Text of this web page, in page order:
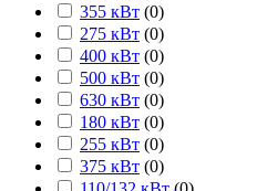
355 кВт (0)
275 кВт (0)
400 кВт (0)
500 кВт (0)
630 кВт (0)
180 кВт (0)
255 кВт (0)
375 кВт (0)